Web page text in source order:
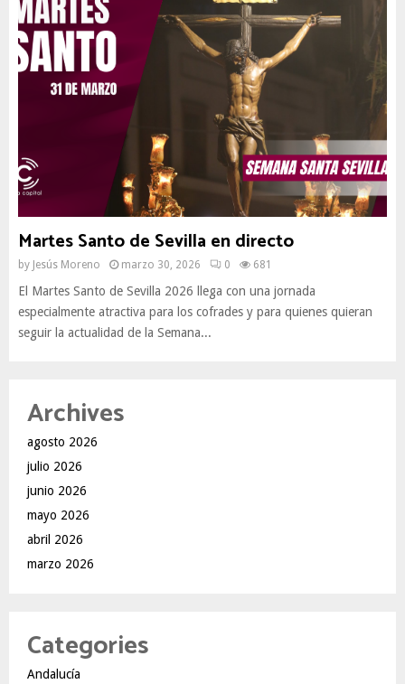
Martes Santo de Sevilla en directo
by Jesús Moreno marzo 30, 2026 0 681
El Martes Santo de Sevilla 2026 llega con una jornada
especialmente atractiva para los cofrades y para quienes quieran
seguir la actualidad de la Semana...
Archives
agosto 2026
julio 2026
junio 2026
mayo 2026
abril 2026
marzo 2026
Categories
Andalucía